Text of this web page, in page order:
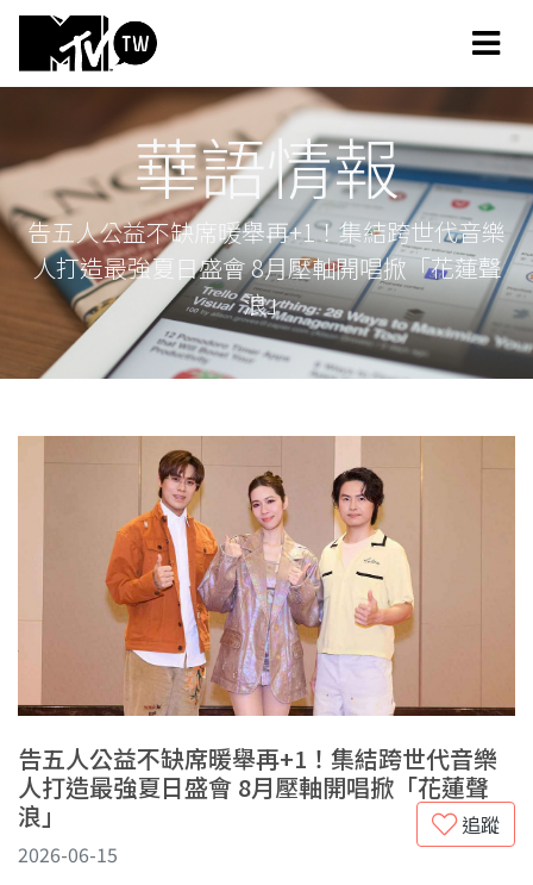
華語情報
告五人公益不缺席暖舉再+1！集結跨世代音樂
人打造最強夏日盛會 8月壓軸開唱掀「花蓮聲
浪」
告五人公益不缺席暖舉再+1！集結跨世代音樂
人打造最強夏日盛會 8月壓軸開唱掀「花蓮聲
浪」
追蹤
2026-06-15